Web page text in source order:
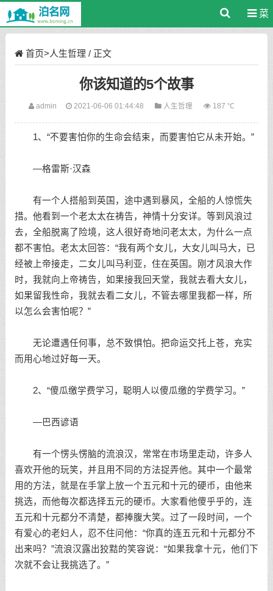
菜
首页>人生哲理 / 正文
你该知道的5个故事
admin 2021-06-06 01:44:48 人生哲理 187 ℃
1、“不要害怕你的生命会结束，而要害怕它从未开始。”
—格雷斯·汉森
有一个人搭船到英国，途中遇到暴风，全船的人惊慌失
措。他看到一个老太太在祷告，神情十分安详。等到风浪过
去，全船脱离了险境，这人很好奇地问老太太，为什么一点
都不害怕。老太太回答：“我有两个女儿，大女儿叫马大，已
经被上帝接走，二女儿叫马利亚，住在英国。刚才风浪大作
时，我就向上帝祷告，如果接我回天堂，我就去看大女儿，
如果留我性命，我就去看二女儿，不管去哪里我都一样，所
以怎么会害怕呢？”
无论遭遇任何事，总不致惧怕。把命运交托上苍，充实
而用心地过好每一天。
2、“傻瓜缴学费学习，聪明人以傻瓜缴的学费学习。”
—巴西谚语
有一个愣头愣脑的流浪汉，常常在市场里走动，许多人
喜欢开他的玩笑，并且用不同的方法捉弄他。其中一个最常
用的方法，就是在手掌上放一个五元和十元的硬币，由他来
挑选，而他每次都选择五元的硬币。大家看他傻乎乎的，连
五元和十元都分不清楚，都捧腹大笑。过了一段时间，一个
有爱心的老妇人，忍不住问他：“你真的连五元和十元都分不
出来吗？”流浪汉露出狡黠的笑容说：“如果我拿十元，他们下
次就不会让我挑选了。”